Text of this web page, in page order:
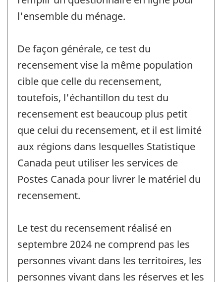
l'ensemble du ménage.
De façon générale, ce test du
recensement vise la même population
cible que celle du recensement,
toutefois, l'échantillon du test du
recensement est beaucoup plus petit
que celui du recensement, et il est limité
aux régions dans lesquelles Statistique
Canada peut utiliser les services de
Postes Canada pour livrer le matériel du
recensement.
Le test du recensement réalisé en
septembre 2024 ne comprend pas les
personnes vivant dans les territoires, les
personnes vivant dans les réserves et les